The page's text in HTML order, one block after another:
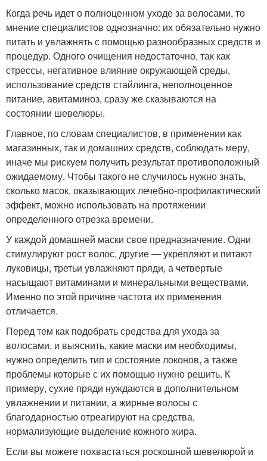
Когда речь идет о полноценном уходе за волосами, то
мнение специалистов однозначно: их обязательно нужно
питать и увлажнять с помощью разнообразных средств и
процедур. Одного очищения недостаточно, так как
стрессы, негативное влияние окружающей среды,
использование средств стайлинга, неполноценное
питание, авитаминоз, сразу же сказываются на
состоянии шевелюры.
Главное, по словам специалистов, в применении как
магазинных, так и домашних средств, соблюдать меру,
иначе мы рискуем получить результат противоположный
ожидаемому. Чтобы такого не случилось нужно знать,
сколько масок, оказывающих лечебно-профилактический
эффект, можно использовать на протяжении
определенного отрезка времени.
У каждой домашней маски свое предназначение. Одни
стимулируют рост волос, другие — укрепляют и питают
луковицы, третьи увлажняют пряди, а четвертые
насыщают витаминами и минеральными веществами.
Именно по этой причине частота их применения
отличается.
Перед тем как подобрать средства для ухода за
волосами, и выяснить, какие маски им необходимы,
нужно определить тип и состояние локонов, а также
проблемы которые с их помощью нужно решить. К
примеру, сухие пряди нуждаются в дополнительном
увлажнении и питании, а жирные волосы с
благодарностью отреагируют на средства,
нормализующие выделение кожного жира.
Если вы можете похвастаться роскошной шевелюрой и